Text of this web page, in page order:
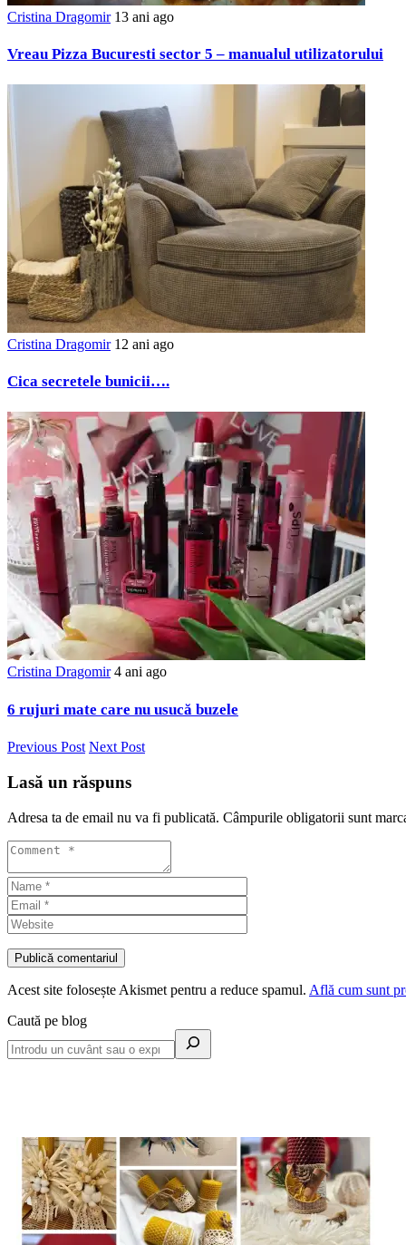
Cristina Dragomir 13 ani ago
Vreau Pizza Bucuresti sector 5 – manualul utilizatorului
Cristina Dragomir 12 ani ago
Cica secretele bunicii….
Cristina Dragomir 4 ani ago
6 rujuri mate care nu usucă buzele
Previous Post Next Post
Lasă un răspuns
Adresa ta de email nu va fi publicată. Câmpurile obligatorii sunt
Acest site folosește Akismet pentru a reduce spamul. Află cum sunt
Caută pe blog